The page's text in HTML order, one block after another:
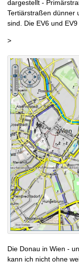
dargestellt -
Tertiärstraßen dünner
sind. Die EV6 und
>
Die Donau in Wien -
kann ich nicht ohne